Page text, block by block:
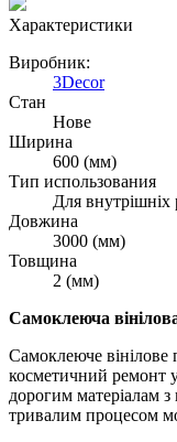
Характеристики
Виробник:
3Decor
Стан
Нове
Ширина
600 (мм)
Тип использования
Для внутрішніх
Довжина
3000 (мм)
Товщина
2 (мм)
Самоклеюча
Самоклеюче вінілове
косметичний ремонт
дорогим матеріалам
тривалим процесом